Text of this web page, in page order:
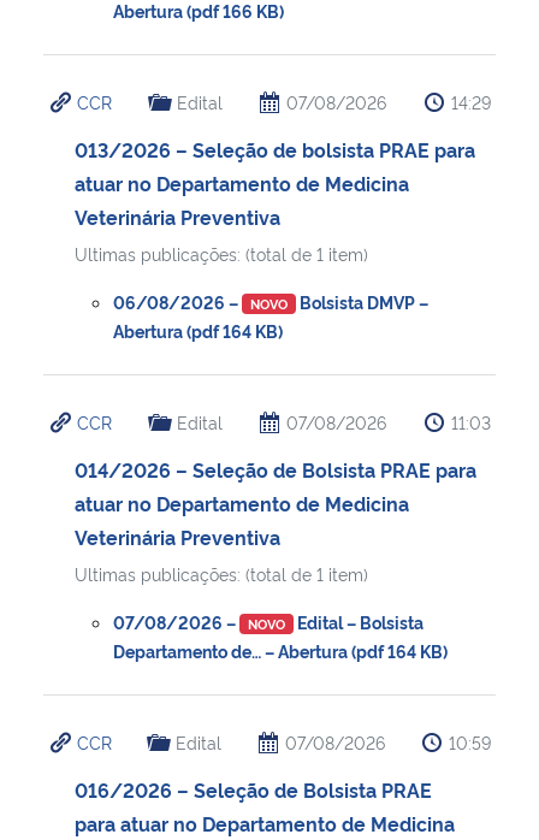
Abertura (pdf 166 KB)
CCR Edital 07/08/2026 14:29
013/2026 – Seleção de bolsista PRAE para
atuar no Departamento de Medicina
Veterinária Preventiva
Ultimas publicações: (total de 1 item)
06/08/2026 – NOVO Bolsista DMVP –
Abertura (pdf 164 KB)
CCR Edital 07/08/2026 11:03
014/2026 – Seleção de Bolsista PRAE para
atuar no Departamento de Medicina
Veterinária Preventiva
Ultimas publicações: (total de 1 item)
07/08/2026 – NOVO Edital – Bolsista
Departamento de… – Abertura (pdf 164 KB)
CCR Edital 07/08/2026 10:59
016/2026 – Seleção de Bolsista PRAE
para atuar no Departamento de Medicina